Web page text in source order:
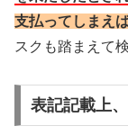
支払ってしまえ
スクも踏まえて
表記記載上